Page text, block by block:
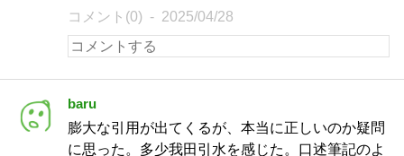
コメント(0) 2025/04/28
baru
膨大な引用が出てくるが、本当に正しいのか疑問
に思った。多少我田引水を感じた。口述筆記のよ